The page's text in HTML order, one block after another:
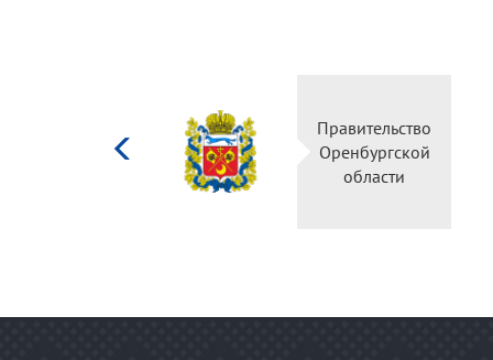
культуры
Российской
Правительство
Оренбургской
области